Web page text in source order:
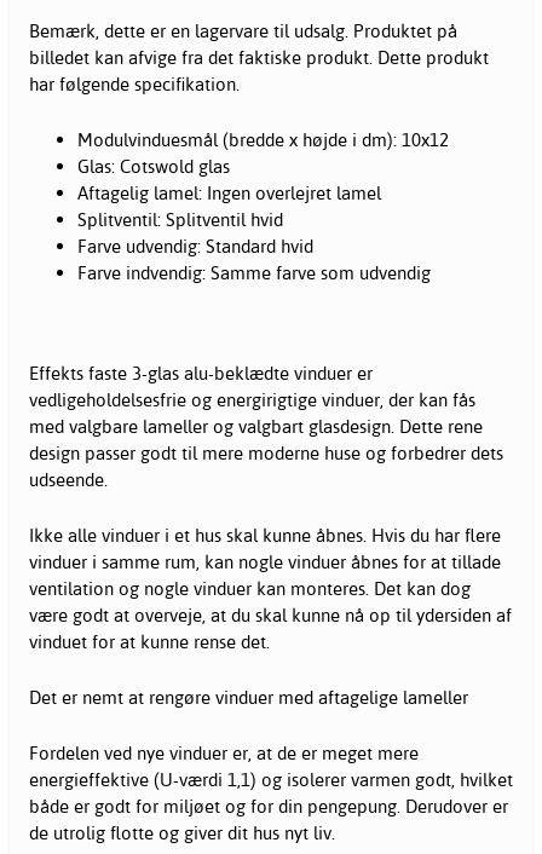
Bemærk, dette er en lagervare til udsalg. Produktet på
billedet kan afvige fra det faktiske produkt. Dette produkt
har følgende specifikation.
Modulvinduesmål (bredde x højde i dm): 10x12
Glas: Cotswold glas
Aftagelig lamel: Ingen overlejret lamel
Splitventil: Splitventil hvid
Farve udvendig: Standard hvid
Farve indvendig: Samme farve som udvendig
Effekts faste 3-glas alu-beklædte vinduer er
vedligeholdelsesfrie og energirigtige vinduer, der kan fås
med valgbare lameller og valgbart glasdesign. Dette rene
design passer godt til mere moderne huse og forbedrer dets
udseende.
Ikke alle vinduer i et hus skal kunne åbnes. Hvis du har flere
vinduer i samme rum, kan nogle vinduer åbnes for at tillade
ventilation og nogle vinduer kan monteres. Det kan dog
være godt at overveje, at du skal kunne nå op til ydersiden af
vinduet for at kunne rense det.
Det er nemt at rengøre vinduer med aftagelige lameller
Fordelen ved nye vinduer er, at de er meget mere
energieffektive (U-værdi 1,1) og isolerer varmen godt, hvilket
både er godt for miljøet og for din pengepung. Derudover er
de utrolig flotte og giver dit hus nyt liv.